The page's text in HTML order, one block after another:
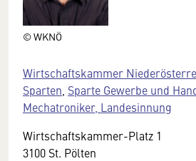
© WKNÖ
Wirtschaftskammer
Sparten Sparte Gewerbe und
Mechatroniker, Landesinnung
Wirtschaftskammer-Platz 1
3100 St. Pölten